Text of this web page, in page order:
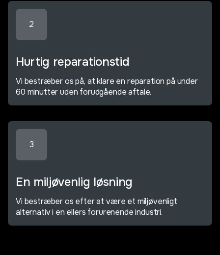
2
Hurtig reparationstid
Vi bestræber os på, at klare en reparation på under
60 minutter uden forudgående aftale.
3
En miljøvenlig løsning
Vi bestræber os efter at være et miljøvenligt
alternativ i en ellers forurenende industri.